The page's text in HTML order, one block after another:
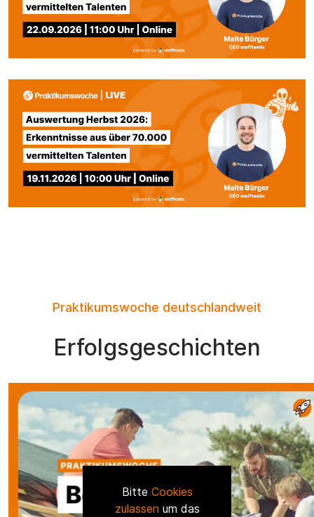
Praktikumswoche deutschlandweit
Erfolgsgeschichten
Bitte Cookies
zulassen um das